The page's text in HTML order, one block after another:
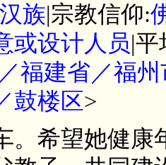
汉族|宗教信仰:
或设计人员|平
福建省／福
鼓楼区>
。希望她健康